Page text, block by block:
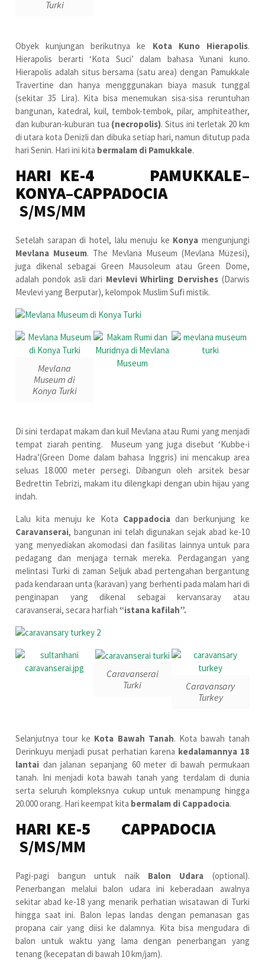
Turki
Obyek kunjungan berikutnya ke Kota Kuno Hierapolis.
Hierapolis berarti ‘Kota Suci’ dalam bahasa Yunani kuno.
Hierapolis adalah situs bersama (satu area) dengan Pamukkale
Travertine dan hanya mengggunakan biaya masuk tunggal
(sekitar 35 Lira). Kita bisa menemukan sisa-sisa reruntuhan
bangunan, katedral, kuil, tembok-tembok, pilar, amphiteather,
dan kuburan-kuburan tua (necropolis). Situs ini terletak 20 km
di utara kota Denizli dan dibuka setiap hari, namun ditutup pada
hari Senin. Hari ini kita bermalam di Pamukkale.
HARI KE-4 PAMUKKALE–
KONYA–CAPPADOCIA
S/MS/MM
Setelah sarapan di hotel, lalu menuju ke Konya mengunjungi
Mevlana Museum. The Mevlana Museum (Mevlana Müzesi),
juga dikenal sebagai Green Mausoleum atau Green Dome,
adalah pondok asli dari Mevlevi Whirling Dervishes (Darwis
Mevlevi yang Berputar), kelompok Muslim Sufi mistik.
Mevlana
Museum di
Konya Turki
Di sini terdapat makam dan kuil Mevlana atau Rumi yang menjadi
tempat ziarah penting. Museum yang juga disebut ‘Kubbe-i
Hadra’(Green Dome dalam bahasa Inggris) ini mencakup area
seluas 18.000 meter persegi. Dibangun oleh arsitek besar
Bedrettin Tebrizi, makam itu dilengkapi dengan ubin hijau yang
indah.
Lalu kita menuju ke Kota Cappadociadan berkunjung ke
Caravanserai, bangunan ini telah digunakan sejak abad ke-10
yang menyediakan akomodasi dan fasilitas lainnya untuk para
pedagang dan menjaga ternak mereka. Perdagangan yang
melintasi Turki di zaman Seljuk abad pertengahan bergantung
pada kendaraan unta (karavan) yang berhenti pada malam hari di
penginapan yang dikenal sebagai kervansaray atau
caravanserai, secara harfiah “istana kafilah”.
Caravanserai
Turki
Caravansary
Turkey
Selanjutnya tour ke Kota Bawah Tanah. Kota bawah tanah
Derinkuyu menjadi pusat perhatian karena kedalamannya 18
lantai dan jalanan sepanjang 60 meter di bawah permukaan
tanah. Ini menjadi kota bawah tanah yang terdalam di dunia
serta seluruh kompleksnya cukup untuk menampung hingga
20.000 orang. Hari keempat kita bermalam di Cappadocia.
HARI KE-5 CAPPADOCIA
S/MS/MM
Pagi-pagi bangun untuk naik Balon Udara (optional).
Penerbangan melalui balon udara ini keberadaan awalnya
sekitar abad ke-18 yang menarik perhatian wisatawan di Turki
hingga saat ini. Balon lepas landas dengan pemanasan gas
propana cair yang diisi ke dalamnya. Kita bisa mengudara di
balon untuk waktu yang lama dengan penerbangan yang
tenang (kecepatan di bawah 10 km/jam).